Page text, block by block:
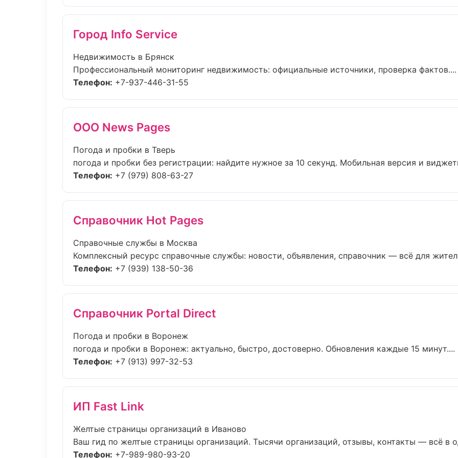
Город Info Service
Недвижимость в Брянск
Профессиональный мониторинг недвижимость: официальные источники, проверка фактов....
Телефон: +7-937-446-31-55
ООО News Pages
Погода и пробки в Тверь
погода и пробки без регистрации: найдите нужное за 10 секунд. Мобильная версия и
Телефон: +7 (979) 808-63-27
Справочник Hot Pages
Справочные службы в Москва
Комплексный ресурс справочные службы: новости, объявления, справочник — всё для
Телефон: +7 (939) 138-50-36
Справочник Portal Direct
Погода и пробки в Воронеж
погода и пробки в Воронеж: актуально, быстро, достоверно. Обновления каждые 15 минут....
Телефон: +7 (913) 997-32-53
ИП Fast Link
Желтые страницы организаций в Иваново
Ваш гид по желтые страницы организаций. Тысячи организаций, отзывы, контакты — всё в
Телефон: +7-989-980-93-20